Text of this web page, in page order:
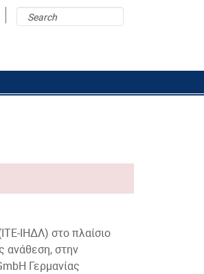
Search
ΙΗΔΛ) στο πλαίσιο
ανάθεση, στην
Γερμανίας